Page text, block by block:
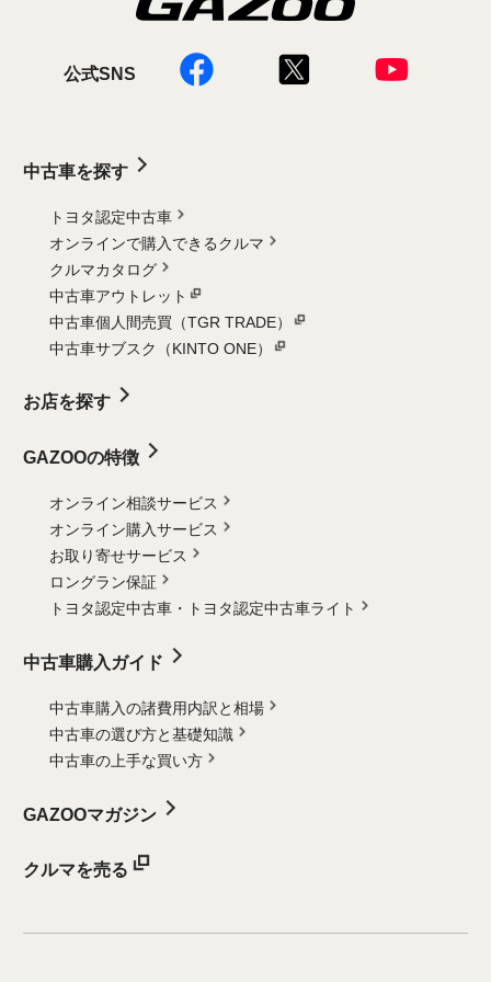
公式SNS
中古車を探す
トヨタ認定中古車
オンラインで購入できるクルマ
クルマカタログ
中古車アウトレット
中古車個人間売買（TGR TRADE）
中古車サブスク（KINTO ONE）
お店を探す
GAZOOの特徴
オンライン相談サービス
オンライン購入サービス
お取り寄せサービス
ロングラン保証
トヨタ認定中古車・
トヨタ認定中古車ライト
中古車購入ガイド
中古車購入の諸費用内訳と相場
中古車の選び方と基礎知識
中古車の上手な買い方
GAZOOマガジン
クルマを売る